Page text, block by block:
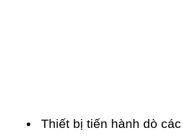
Thiết bị tiến hành dò